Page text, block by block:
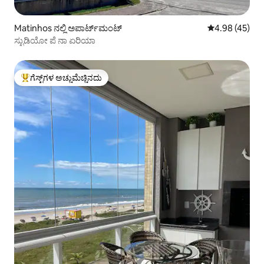
Matinhos ನಲ್ಲಿ ಅಪಾರ್ಟ್‌ಮಂಟ್ 5 ರಲ್ಲಿ 4.98
4.98 (45)
ಸ್ಟುಡಿಯೋ ಪೆ ನಾ ಏರಿಯಾ
ಗೆಸ್ಟ್‌ಗಳಿಗೆ ಅತಿ ಹೆಚ್ಚು ಅಚ್ಚುಮೆಚ್ಚಿನದು
ಗೆಸ್ಟ್‌ಗಳ ಅಚ್ಚುಮೆಚ್ಚಿನದು